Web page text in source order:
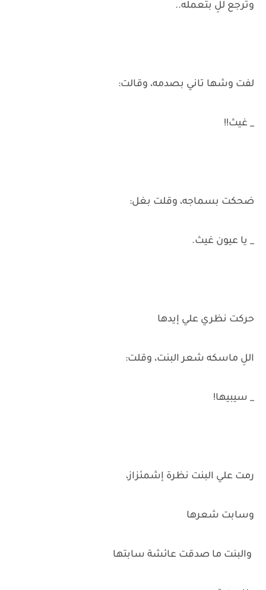
وترجع للِ بتعمله..
لفت وشها تاني بصدمه، وقالت:
_ غيث!!
ضحكت بسماجه، وقلت بغل:
_ يا عيون غيث.
حركت نظري علي إيدها
اللِ ماسكه شعر البنت، وقلت:
_ سيبيها!
رمت علي البنت نظرة إشمئزاز،
وسابت شعرها
والبنت ما صدقت عائشة سابتها